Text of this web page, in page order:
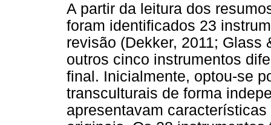
A partir da leitura dos
foram identificados 23
revisão (Dekker, 2011; Glass
outros cinco instrumentos
final. Inicialmente, optou-se
transculturais de forma
apresentavam